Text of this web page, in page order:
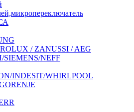
/ ZANUSSI / AEG
SIEMENS/NEFF
INDESIT/WHIRLPOOL